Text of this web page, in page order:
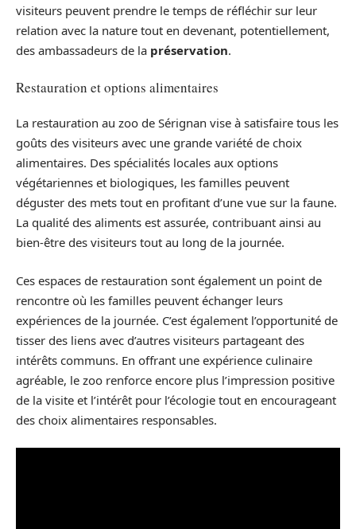
visiteurs peuvent prendre le temps de réfléchir sur leur
relation avec la nature tout en devenant, potentiellement,
des ambassadeurs de la préservation.
Restauration et options alimentaires
La restauration au zoo de Sérignan vise à satisfaire tous les
goûts des visiteurs avec une grande variété de choix
alimentaires. Des spécialités locales aux options
végétariennes et biologiques, les familles peuvent
déguster des mets tout en profitant d’une vue sur la faune.
La qualité des aliments est assurée, contribuant ainsi au
bien-être des visiteurs tout au long de la journée.
Ces espaces de restauration sont également un point de
rencontre où les familles peuvent échanger leurs
expériences de la journée. C’est également l’opportunité de
tisser des liens avec d’autres visiteurs partageant des
intérêts communs. En offrant une expérience culinaire
agréable, le zoo renforce encore plus l’impression positive
de la visite et l’intérêt pour l’écologie tout en encourageant
des choix alimentaires responsables.